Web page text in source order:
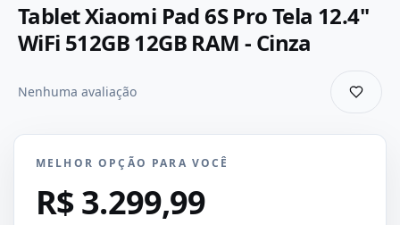
Tablet Xiaomi Pad 6S Pro Tela 12.4"
WiFi 512GB 12GB RAM - Cinza
Nenhuma avaliação
MELHOR OPÇÃO PARA VOCÊ
R$ 3.299,99